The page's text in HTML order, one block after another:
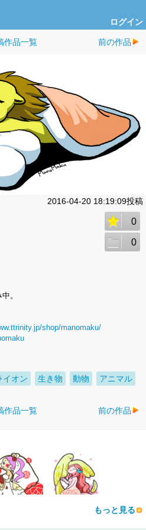
ログイン
作品一覧 前の作品
2016-04-20 18:19:09投稿
0
0
。
shop/manomaku/
イオン 生き物 動物 アニマル
作品一覧 前の作品
もっと見る